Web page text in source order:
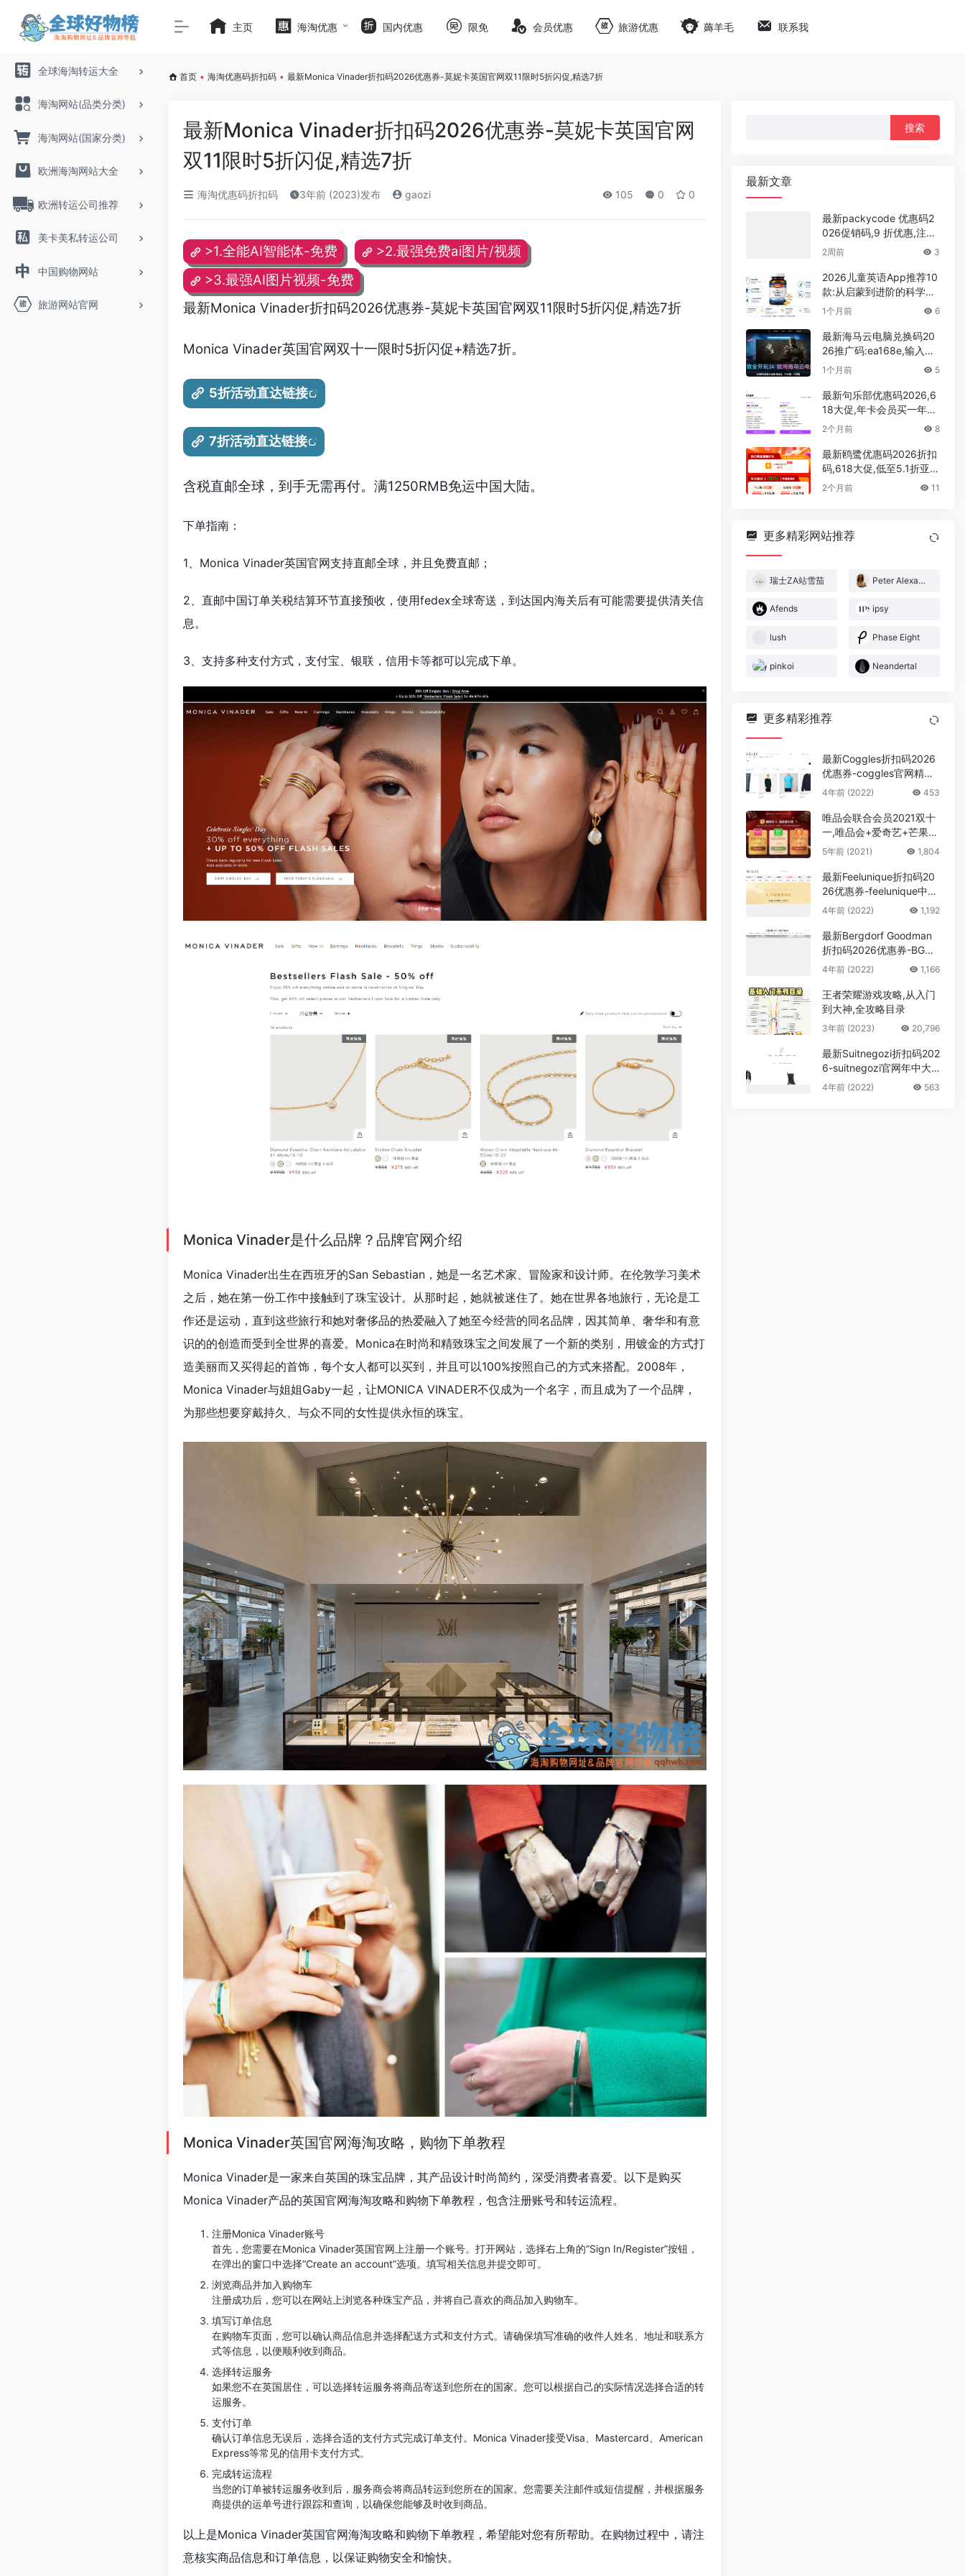
全球海淘转运大全
海淘网站(品类分类)
海淘网站(国家分类)
欧洲海淘网站大全
欧洲转运公司推荐
美卡美私转运公司
中国购物网站
旅游网站官网
主页 海淘优惠 国内优惠 限免 会员优惠 旅游优惠 薅羊毛 联系我
首页 • 海淘优惠码折扣码 • 最新Monica Vinader折扣码2026优惠券-莫妮卡英国官网双11限时5折闪促,精选7折
最新Monica Vinader折扣码2026优惠券-莫妮卡英国官网
双11限时5折闪促,精选7折
海淘优惠码折扣码 3年前 (2023)发布 gaozi 105 0 0
>1.全能AI智能体-免费
>2.最强免费ai图片/视频
>3.最强AI图片视频-免费
最新Monica Vinader折扣码2026优惠券-莫妮卡英国官网双11限时5折闪促,精选7折
Monica Vinader英国官网双十一限时5折闪促+精选7折。
5折活动直达链接
7折活动直达链接
含税直邮全球，到手无需再付。满1250RMB免运中国大陆。
下单指南：
1、Monica Vinader英国官网支持直邮全球，并且免费直邮；
2、直邮中国订单关税结算环节直接预收，使用fedex全球寄送，到达国内海关后有可能需要提供清关信
息。
3、支持多种支付方式，支付宝、银联，信用卡等都可以完成下单。
Monica Vinader是什么品牌？品牌官网介绍
Monica Vinader出生在西班牙的San Sebastian，她是一名艺术家、冒险家和设计师。在伦敦学习美术
之后，她在第一份工作中接触到了珠宝设计。从那时起，她就被迷住了。她在世界各地旅行，无论是工
作还是运动，直到这些旅行和她对奢侈品的热爱融入了她至今经营的同名品牌，因其简单、奢华和有意
识的的创造而受到全世界的喜爱。Monica在时尚和精致珠宝之间发展了一个新的类别，用镀金的方式打
造美丽而又买得起的首饰，每个女人都可以买到，并且可以100%按照自己的方式来搭配。2008年，
Monica Vinader与姐姐Gaby一起，让MONICA VINADER不仅成为一个名字，而且成为了一个品牌，
为那些想要穿戴持久、与众不同的女性提供永恒的珠宝。
Monica Vinader英国官网海淘攻略，购物下单教程
Monica Vinader是一家来自英国的珠宝品牌，其产品设计时尚简约，深受消费者喜爱。以下是购买
Monica Vinader产品的英国官网海淘攻略和购物下单教程，包含注册账号和转运流程。
注册Monica Vinader账号
首先，您需要在Monica Vinader英国官网上注册一个账号。打开网站，选择右上角的“Sign In/Register”按钮，
在弹出的窗口中选择“Create an account”选项。填写相关信息并提交即可。
浏览商品并加入购物车
注册成功后，您可以在网站上浏览各种珠宝产品，并将自己喜欢的商品加入购物车。
填写订单信息
在购物车页面，您可以确认商品信息并选择配送方式和支付方式。请确保填写准确的收件人姓名、地址和联系方
式等信息，以便顺利收到商品。
选择转运服务
如果您不在英国居住，可以选择转运服务将商品寄送到您所在的国家。您可以根据自己的实际情况选择合适的转
运服务。
支付订单
确认订单信息无误后，选择合适的支付方式完成订单支付。Monica Vinader接受Visa、Mastercard、American
Express等常见的信用卡支付方式。
完成转运流程
当您的订单被转运服务收到后，服务商会将商品转运到您所在的国家。您需要关注邮件或短信提醒，并根据服务
商提供的运单号进行跟踪和查询，以确保您能够及时收到商品。
以上是Monica Vinader英国官网海淘攻略和购物下单教程，希望能对您有所帮助。在购物过程中，请注
意核实商品信息和订单信息，以保证购物安全和愉快。
最新文章
最新packycode 优惠码2
026促销码,9 折优惠,注册
即可获得$1体验余额
2周前 3
2026儿童英语App推荐10
款:从启蒙到进阶的科学选
型,家长实测零踩坑攻略
1个月前 6
最新海马云电脑兑换码20
26推广码:ea168e,输入领
取30分钟的免费游戏时长
1个月前 5
最新句乐部优惠码2026,6
18大促,年卡会员买一年送
一年,永久会员超低价
2个月前 8
最新鸥鹭优惠码2026折扣
码,618大促,低至5.1折亚马
逊,tiktok,shopify,temu运
2个月前 11
更多精彩网站推荐
瑞士ZA站雪茄 Peter Alexander
Afends ipsy
lush Phase Eight
pinkoi Neandertal
更多精彩推荐
最新Coggles折扣码2026
优惠券-coggles官网精选
大促男装低至4折+额外8.
4年前 (2022) 453
唯品会联合会员2021双十
一,唯品会+爱奇艺+芒果联
合年卡会员128元
5年前 (2021) 1,804
最新Feelunique折扣码20
26优惠券-feelunique中文
官网618特惠促销满£100
4年前 (2022) 1,192
最新Bergdorf Goodman
折扣码2026优惠券-BG美
国官网时尚大赏最高返$1
4年前 (2022) 1,166
王者荣耀游戏攻略,从入门
到大神,全攻略目录
3年前 (2023) 20,796
最新Suitnegozi折扣码202
6-suitnegozi官网年中大
促精选正价享65折优惠 可
4年前 (2022) 563